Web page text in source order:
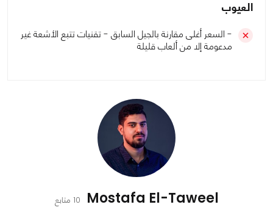
العيوب
- السعر أغلى مقارنة بالجيل السابق - تقنيات تتبع الأشعة غير
مدعومة إلا من ألعاب قليلة
Mostafa El-Taweel 10 متابع